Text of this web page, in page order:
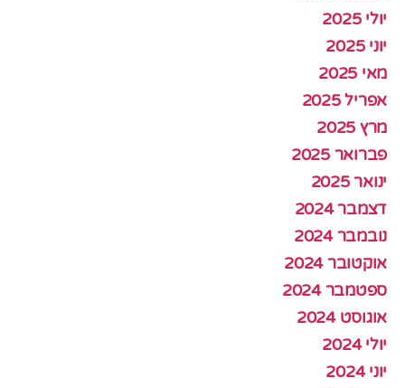
יולי 2025
יוני 2025
מאי 2025
אפריל 2025
מרץ 2025
פברואר 2025
ינואר 2025
דצמבר 2024
נובמבר 2024
אוקטובר 2024
ספטמבר 2024
אוגוסט 2024
יולי 2024
יוני 2024